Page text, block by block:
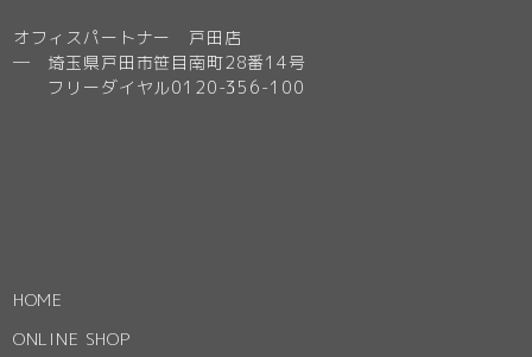
オフィスパートナー 戸田店
─ 埼玉県戸田市笹目南町28番14号
フリーダイヤル0120-356-100
HOME
ONLINE SHOP